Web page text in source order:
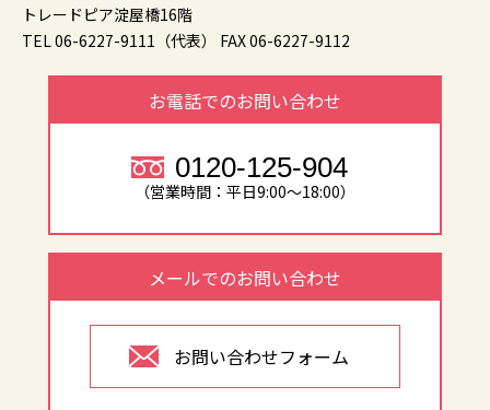
トレードピア淀屋橋16階
TEL 06-6227-9111（代表）
FAX 06-6227-9112
お電話でのお問い合わせ
0120-125-904
（営業時間：平日9:00～18:00）
メールでのお問い合わせ
お問い合わせフォーム